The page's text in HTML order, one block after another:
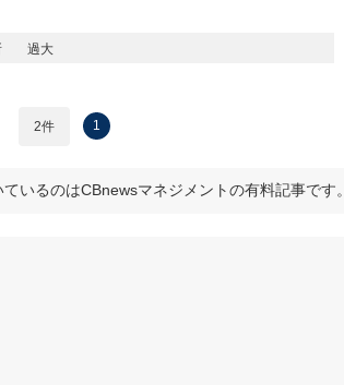
過大
2件 1
いるのはCBnewsマネジメントの有料記事です。